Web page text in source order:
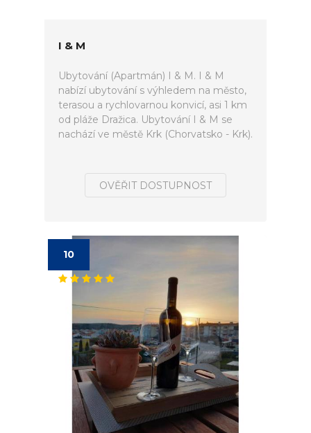
I & M
Ubytování (Apartmán) I & M. I & M
nabízí ubytování s výhledem na město,
terasou a rychlovarnou konvicí, asi 1 km
od pláže Dražica. Ubytování I & M se
nachází ve městě Krk (Chorvatsko - Krk).
OVĚŘIT DOSTUPNOST
10